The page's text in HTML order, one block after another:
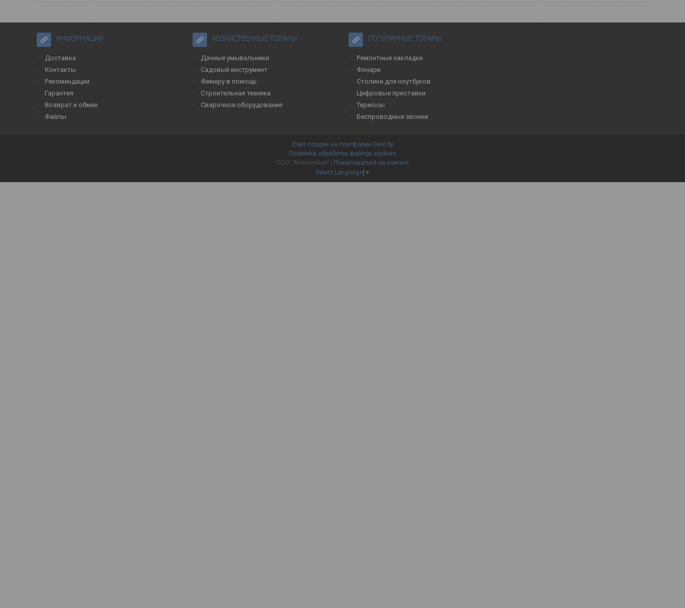
ИНФОРМАЦИЯ
Доставка
Контакты
Рекомендации
Гарантия
Возврат и обмен
Файлы
ХОЗЯЙСТВЕННЫЕ ТОВАРЫ
Дачные умывальники
Садовый инструмент
Фемеру в помощь
Строительная техника
Сварочное оборудование
ПОПУЛЯРНЫЕ ТОВАРЫ
Ремонтные накладки
Фонари
Столики для ноутбуков
Цифровые приставки
Термосы
Беспроводные звонки
Сайт создан на платформе Deal.by
Политика обработки файлов cookies
ООО "АппетитБай" |
Пожаловаться на контент
Select Language ▼